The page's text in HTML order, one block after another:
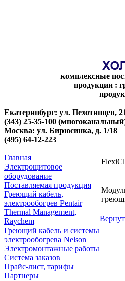
комплексные
продукции :
Екатеринбург: ул. Пехотинцев,
(343) 25-35-100
Москва: ул. Бирюсинка, д. 1/18
(495) 64-12-223
Главная
Электрощитовое
оборудование
Поставляемая продукция
Греющий кабель,
электрообогрев Pentair
Thermal Management,
Raychem
Греющий кабель и системы
электрообогрева Nelson
Электромонтажные работы
Система заказов
Прайс-лист, тарифы
Партнеры